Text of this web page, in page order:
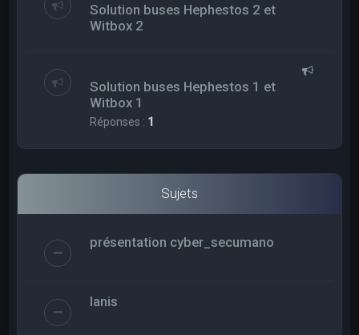
Solution buses Hephestos 2 et
Witbox 2
Solution buses Hephestos 1 et
Witbox 1
Réponses : 1
Sujets
présentation cyber_secumano
Ianis